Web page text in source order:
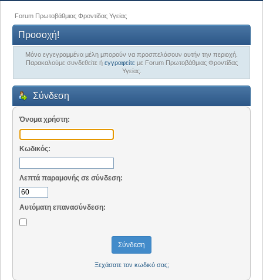
Forum Πρωτοβάθμιας Φροντίδας Υγείας
Προσοχή!
Μόνο εγγεγραμμένα μέλη μπορούν να προσπελάσουν αυτήν την περιοχή.
Παρακαλούμε συνδεθείτε ή εγγραφείτεμε Forum Πρωτοβάθμιας Φροντίδας
Υγείας.
Σύνδεση
Όνομα χρήστη:
Κωδικός:
Λεπτά παραμονής σε σύνδεση:
Αυτόματη επανασύνδεση:
Ξεχάσατε τον κωδικό σας;